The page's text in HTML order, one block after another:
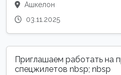
Ашкелон
03.11.2025
Приглашаем работать на
спецжилетов nbsp; nbsp